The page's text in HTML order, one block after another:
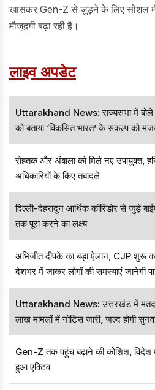
खासकर Gen-Z से जुड़ने के लिए सोशल
मौजूदगी बढ़ा रही है।
लाइव अपडेट
Uttarakhand News: राज्यसभा में बोले
को बताया ‘विकसित भारत’ के संकल्प को
रोहतक और अंबाला को मिले नए उपायुक्त,
अधिकारियों के किए तबादले
दिल्ली-देहरादून आर्थिक कॉरिडोर से जुड़े
तक पूरा करने का लक्ष्य
अभिजीत दीपके का बड़ा ऐलान, CJP शुरू
देशभर में जाकर लोगों की समस्याएं जानेगी
Uttarakhand News: उत्तरखंड में
लाख मामलों में नोटिस जारी, जल्द होगी
Gen-Z तक पहुंच बढ़ाने की कोशिश,
हुआ एक्टिव